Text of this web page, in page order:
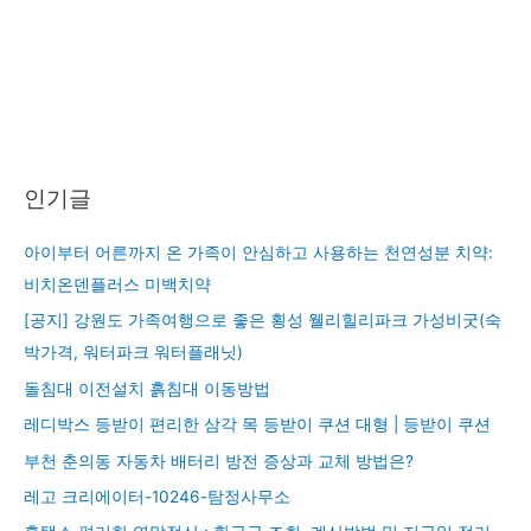
인기글
아이부터 어른까지 온 가족이 안심하고 사용하는 천연성분 치약:
비치온덴플러스 미백치약
[공지] 강원도 가족여행으로 좋은 횡성 웰리힐리파크 가성비굿(숙
박가격, 워터파크 워터플래닛)
돌침대 이전설치 흙침대 이동방법
레디박스 등받이 편리한 삼각 목 등받이 쿠션 대형 | 등받이 쿠션
부천 춘의동 자동차 배터리 방전 증상과 교체 방법은?
레고 크리에이터-10246-탐정사무소